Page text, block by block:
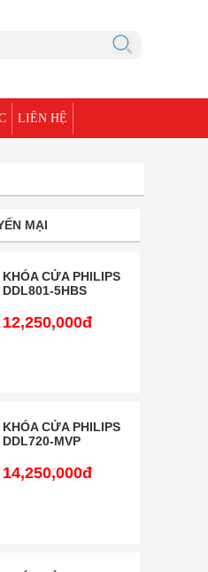
LIÊN HỆ
MẠI
KHÓA CỬA PHILIPS
DDL801-5HBS
12,250,000đ
KHÓA CỬA PHILIPS
DDL720-MVP
14,250,000đ